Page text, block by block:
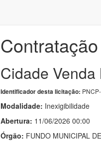
Cidade
Identificador desta licitação:
Modalidade: Inexigibilidade
Abertura: 11/06/2026 00:00
Órgão: FUNDO MUNICIPAL